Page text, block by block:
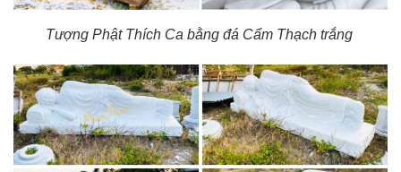
Tượng Phật Thích Ca bằng đá Cẩm Thạch trắng